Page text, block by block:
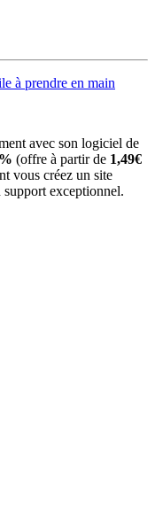
à prendre en main
avec son logiciel de
(offre à partir de 1,49€
vous créez un site
exceptionnel.